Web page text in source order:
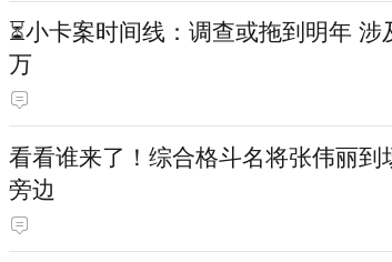
⏳️小卡案时间线：调查或拖到明年
万
看看谁来了！综合格斗名将张伟丽
旁边